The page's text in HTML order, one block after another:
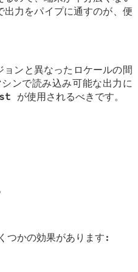
力をパイプに通すのが、便
ョンと異なったロケールの間
ンで読み込み可能な出力に
が使用されるべきです。
つかの効果があります: